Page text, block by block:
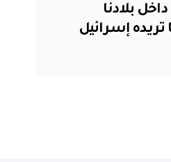
بلادنا
تريده إسرائيل